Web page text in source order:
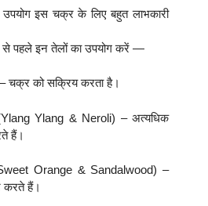
इस चक्र के लिए बहुत लाभकारी
से पहले इन तेलों का उपयोग करें —
चक्र को सक्रिय करता है।
Ylang & Neroli) – अत्यधिक
हैं।
Orange & Sandalwood) –
करते हैं।